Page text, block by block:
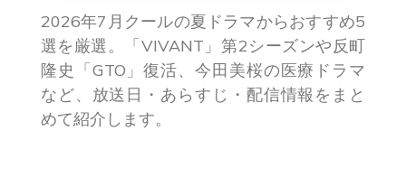
2026年7月クールの夏ドラマからおすすめ5
選を厳選。「VIVANT」第2シーズンや反町
隆史「GTO」復活、今田美桜の医療ドラマ
など、放送日・あらすじ・配信情報をまと
めて紹介します。